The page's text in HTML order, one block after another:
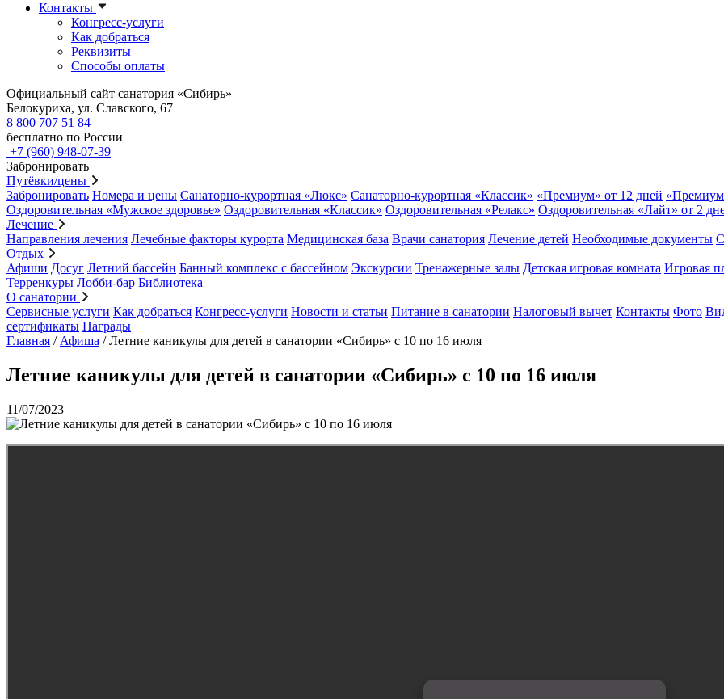
Контакты
Конгресс-услуги
Как добраться
Реквизиты
Способы оплаты
Официальный сайт санатория «Сибирь»
Белокуриха, ул. Славского, 67
8 800 707 51 84
бесплатно по России
+7 (960) 948-07-39
Забронировать
Путёвки/цены
Забронировать Номера и цены Санаторно-курортная «Люкс» Санаторно-курортная «Классик» «Премиум» от 12 дней
Оздоровительная «Мужское здоровье» Оздоровительная «Классик» Оздоровительная «Релакс» Оздоровительная «Лайт» от 2
Лечение
Направления лечения Лечебные факторы курорта Медицинская база Врачи санатория Лечение детей Необходимые документы
Отдых
Афиши Досуг Летний бассейн Банный комплекс с бассейном Экскурсии Тренажерные залы Детская игровая комната Игровая
Терренкуры Лобби-бар Библиотека
О санатории
Сервисные услуги Как добраться Конгресс-услуги Новости и статьи Питание в санатории Налоговый вычет Контакты Фото
сертификаты Награды
Главная / Афиша /Летние каникулы для детей в санатории «Сибирь» с 10 по 16 июля
Летние каникулы для детей в санатории «Сибирь» с 10 по 16 июля
11/07/2023